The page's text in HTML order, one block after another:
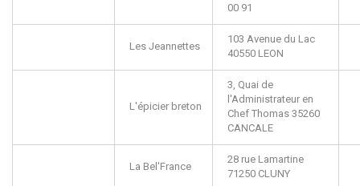
00 91
Les Jeannettes
103 Avenue du Lac
40550 LEON
L'épicier breton
3, Quai de
l'Administrateur en
Chef Thomas 35260
CANCALE
La Bel'France
28 rue Lamartine
71250 CLUNY